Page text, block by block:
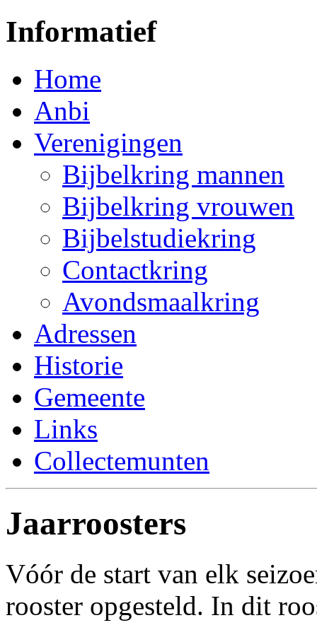
Informatief
Home
Anbi
Verenigingen
Bijbelkring mannen
Bijbelkring vrouwen
Bijbelstudiekring
Contactkring
Avondsmaalkring
Adressen
Historie
Gemeente
Links
Collectemunten
Jaarroosters
Vóór de start van elk
rooster opgesteld. In dit